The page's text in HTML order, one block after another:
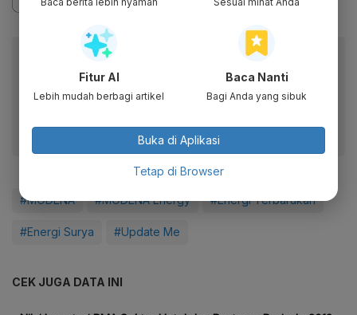
Baca artikel ini lewat aplikasi mobile.
Dapatkan pengalaman membaca lebih nyaman dan nikmati
fitur menarik lainnya lewat aplikasi mobile Katadata.
#MODENA #MODENA Energy #Energi Terbarukan
#Energi Surya #Update Me
CEK JUGA DATA INI
Fitur AI
Lebih mudah berbagi artikel
Baca Nanti
Bagi Anda yang sibuk
Buka di Aplikasi
Tetap di Browser